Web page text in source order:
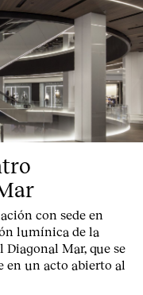
con sede en
lumínica de la
Mar, que se
en un acto abierto al